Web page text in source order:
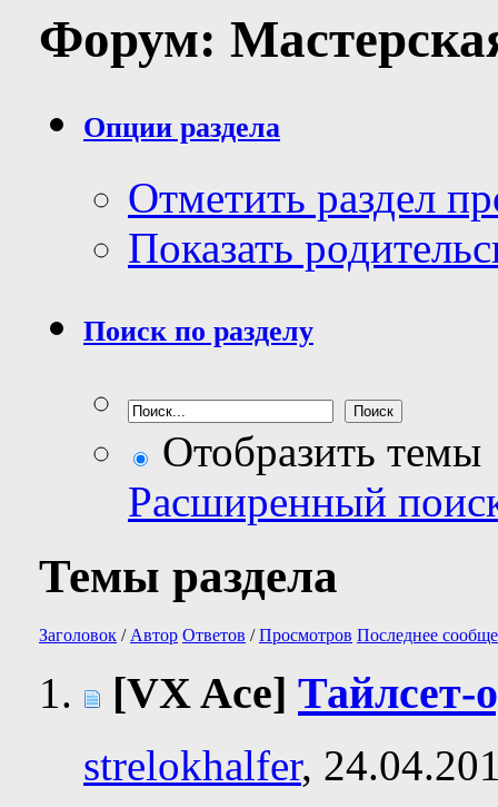
Форум:
Опции раздела
Отметить раздел
Показать
Поиск по разделу
Отобразить темы
Расширенный
Темы раздела
Заголовок / Автор Ответов /Просмотров Последнее
[VX Ace] Тайлсет-
strelokhalfer,